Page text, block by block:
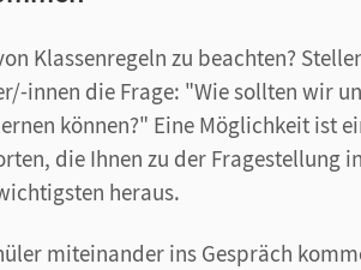
Klassenregeln zu beachten?
innen die Frage: "Wie sollten wir
können?" Eine Möglichkeit ist
die Ihnen zu der Fragestellung
heraus.
miteinander ins Gespräch